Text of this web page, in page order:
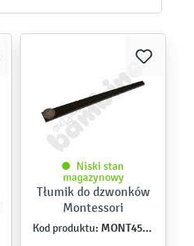
Niski stan
magazynowy
Tłumik do dzwonków
Montessori
Kod produktu: MONT457635